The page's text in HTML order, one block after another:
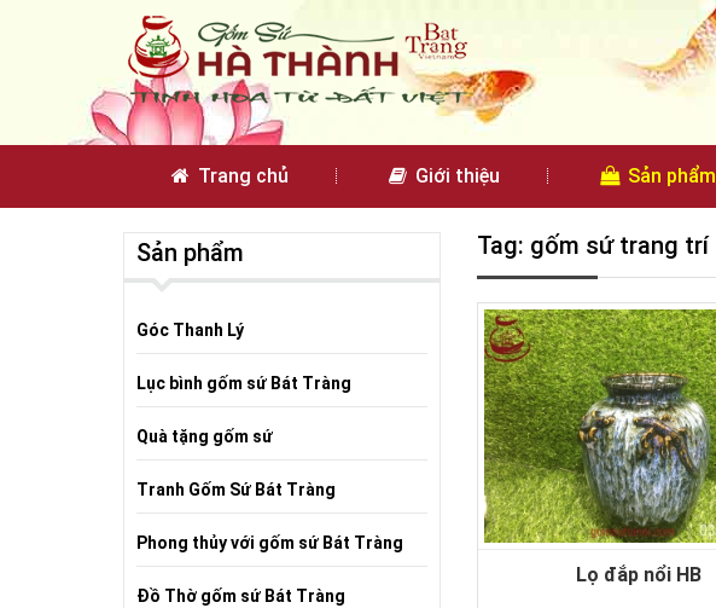
Trang chủ Giới thiệu Sản phẩm
Tag: gốm sứ trang trí
Lọ đắp nổi HB
Sản phẩm
Góc Thanh Lý
Lục bình gốm sứ Bát Tràng
Quà tặng gốm sứ
Tranh Gốm Sứ Bát Tràng
Phong thủy với gốm sứ Bát Tràng
Đồ Thờ gốm sứ Bát Tràng